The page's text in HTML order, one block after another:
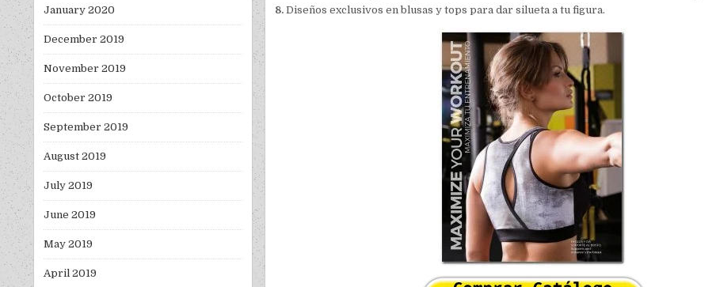
8. Diseños exclusivos en blusas y tops para dar silueta a tu figura.
January 2020
December 2019
November 2019
October 2019
September 2019
August 2019
July 2019
June 2019
May 2019
April 2019